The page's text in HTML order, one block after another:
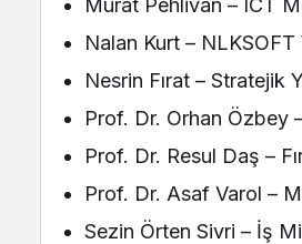
Murat Pehlivan – ICT
Nalan Kurt – NLKSOFT
Nesrin Fırat – Stratejik
Prof. Dr. Orhan Özbey
Prof. Dr. Resul Daş –
Prof. Dr. Asaf Varol –
Sezin Örten Sivri – İş